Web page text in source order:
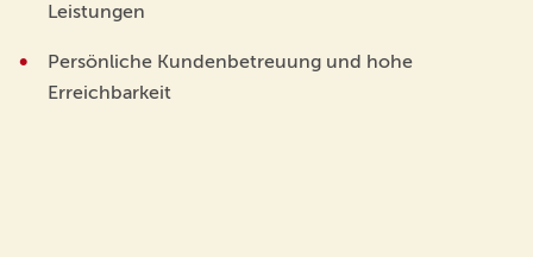
Leistungen
Persönliche Kundenbetreuung und hohe
Erreichbarkeit